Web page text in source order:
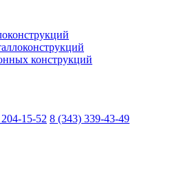
конструкций
204-15-52 8 (343) 339-43-49